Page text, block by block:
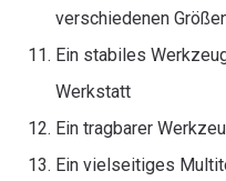
verschiedenen
Ein stabiles
Werkstatt
Ein tragbarer
Ein vielseitiges